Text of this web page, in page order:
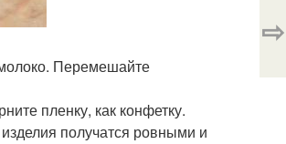
Перемешайте
пленку, как конфетку.
получатся ровными и
⇨